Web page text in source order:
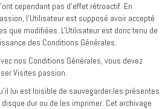
cependant pas d'effet rétroactif. En
l'Utilisateur est supposé avoir accepté
que modifiées. L'Utilisateur est donc tenu de
des Conditions Générales.
nos Conditions Générales, vous devez
Visites passion.
lui est loisible de sauvegarder les présentes
dur ou de les imprimer. Cet archivage